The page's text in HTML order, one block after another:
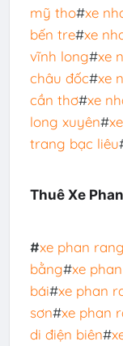
mỹ tho#xe
bến tre#xe
vĩnh long#xe
châu đốc#xe
cần thơ#xe
long xuyên#
trang bạc liêu
Thuê Xe
#xe phan
bằng#xe
bái#xe phan
sơn#xe phan
di điện biên#